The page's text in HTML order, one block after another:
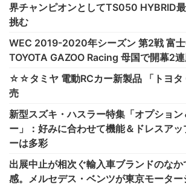
界チャンピオンとしてTS050 HYBRID
挑む
WEC 2019-2020年シーズン 第2戦 富
TOYOTA GAZOO Racing 母国で開幕2連
☆☆タミヤ 電動RCカー新製品 「トヨタ
売
新型スズキ・ハスラー特集「オプション
ー」：好みに合わせて機能＆ドレスア
ーは多彩
出展中止が相次ぐ輸入車ブランドのな
感。メルセデス・ベンツが東京モータ